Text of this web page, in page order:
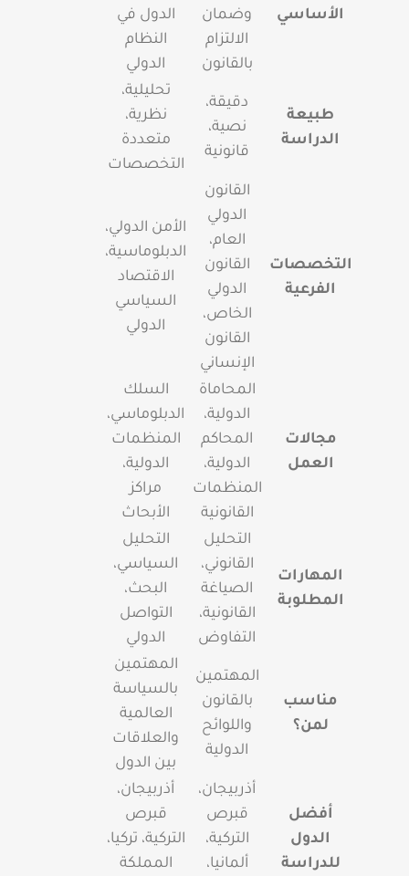
الأساسي
وضمان
الالتزام
بالقانون
الدول في
النظام
الدولي
طبيعة
الدراسة
دقيقة،
نصية،
قانونية
تحليلية،
نظرية،
متعددة
التخصصات
التخصصات
الفرعية
القانون
الدولي
العام،
القانون
الدولي
الخاص،
القانون
الإنساني
الأمن الدولي،
الدبلوماسية،
الاقتصاد
السياسي
الدولي
مجالات
العمل
المحاماة
الدولية،
المحاكم
الدولية،
المنظمات
القانونية
السلك
الدبلوماسي،
المنظمات
الدولية،
مراكز
الأبحاث
المهارات
المطلوبة
التحليل
القانوني،
الصياغة
القانونية،
التفاوض
التحليل
السياسي،
البحث،
التواصل
الدولي
مناسب
لمن؟
المهتمين
بالقانون
واللوائح
الدولية
المهتمين
بالسياسة
العالمية
والعلاقات
بين الدول
أفضل
الدول
للدراسة
أذربيجان،
قبرص
التركية،
ألمانيا،
أذربيجان،
قبرص
التركية، تركيا،
المملكة